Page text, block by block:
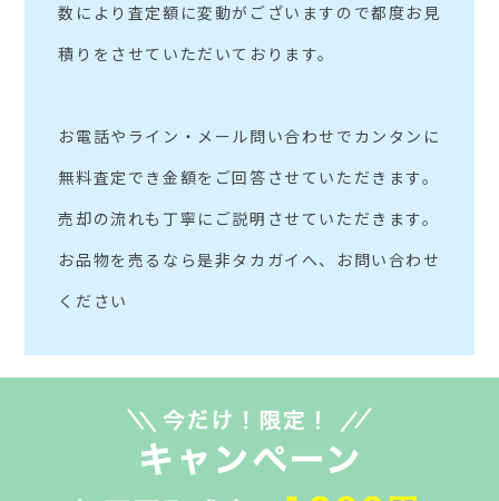
数により査定額に変動がございますので都度お見
積りをさせていただいております。
お電話やライン・メール問い合わせでカンタンに
無料査定でき金額をご回答させていただきます。
売却の流れも丁寧にご説明させていただきます。
お品物を売るなら是非タカガイへ、お問い合わせ
ください